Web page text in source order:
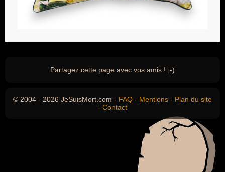
Partagez cette page avec vos amis ! ;-)
© 2004 - 2026 JeSuisMort.com - FAQ - Mentions - Plan du site
- Contact